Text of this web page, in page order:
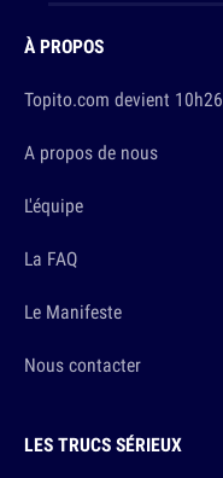
À PROPOS
Topito.com devient 10h26
A propos de nous
L'équipe
La FAQ
Le Manifeste
Nous contacter
LES TRUCS SÉRIEUX